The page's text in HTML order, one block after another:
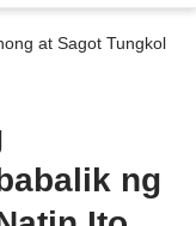
at Sagot Tungkol
ng